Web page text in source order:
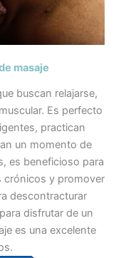
masaje
buscan relajarse,
Es perfecto
practican
un momento de
es beneficioso para
crónicos y promover
descontracturar
disfrutar de un
es una excelente